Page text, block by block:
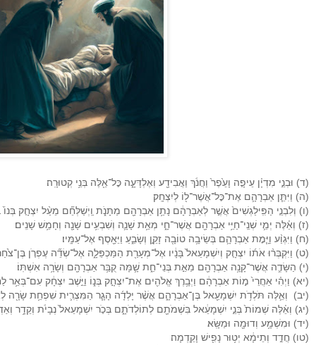
(ד) וּבְנֵ֣י מִדְיָ֗ן עֵיפָ֤ה וָעֵ֙פֶר֙ וַחֲנֹ֔ךְ וַאֲבִידָ֖ע וְאֶלְדָּעָ֑ה כׇּל־אֵ֖לֶּה בְּנֵ֥י קְטוּרָֽה׃
(ה) וַיִּתֵּ֧ן אַבְרָהָ֛ם אֶת־כׇּל־אֲשֶׁר־ל֖וֹ לְיִצְחָֽק׃
(ו) וְלִבְנֵ֤י הַפִּֽילַגְשִׁים֙ אֲשֶׁ֣ר לְאַבְרָהָ֔ם נָתַ֥ן אַבְרָהָ֖ם מַתָּנֹ֑ת וַֽיְשַׁלְּחֵ֞ם מֵעַ֨ל יִצְחָ֤ק בְּנוֹ֙
(ז) וְאֵ֗לֶּה יְמֵ֛י שְׁנֵֽי־חַיֵּ֥י אַבְרָהָ֖ם אֲשֶׁר־חָ֑י מְאַ֥ת שָׁנָ֛ה וְשִׁבְעִ֥ים שָׁנָ֖ה וְחָמֵ֥שׁ שָׁנִֽים׃
(ח) וַיִּגְוַ֨ע וַיָּ֧מׇת אַבְרָהָ֛ם בְּשֵׂיבָ֥ה טוֹבָ֖ה זָקֵ֣ן וְשָׂבֵ֑עַ וַיֵּאָ֖סֶף אֶל־עַמָּֽיו׃
(ט) וַיִּקְבְּר֨וּ אֹת֜וֹ יִצְחָ֤ק וְיִשְׁמָעֵאל֙ בָּנָ֔יו אֶל־מְעָרַ֖ת הַמַּכְפֵּלָ֑ה אֶל־שְׂדֵ֞ה עֶפְרֹ֤ן
(י) הַשָּׂדֶ֛ה אֲשֶׁר־קָנָ֥ה אַבְרָהָ֖ם מֵאֵ֣ת בְּנֵי־חֵ֑ת שָׁ֛מָּה קֻבַּ֥ר אַבְרָהָ֖ם וְשָׂרָ֥ה אִשְׁתּֽוֹ׃
(יא) וַיְהִ֗י אַחֲרֵי֙ מ֣וֹת אַבְרָהָ֔ם וַיְבָ֥רֶךְ אֱלֹהִ֖ים אֶת־יִצְחָ֣ק בְּנ֑וֹ וַיֵּ֣שֶׁב יִצְחָ֔ק עִם־בְּאֵ֥ר
(יב) וְאֵ֛לֶּה תֹּלְדֹ֥ת יִשְׁמָעֵ֖אל בֶּן־אַבְרָהָ֑ם אֲשֶׁ֨ר יָלְדָ֜ה הָגָ֧ר הַמִּצְרִ֛ית שִׁפְחַ֥ת שָׂרָ֖ה
(יג) וְאֵ֗לֶּה שְׁמוֹת֙ בְּנֵ֣י יִשְׁמָעֵ֔אל בִּשְׁמֹתָ֖ם לְתוֹלְדֹתָ֑ם בְּכֹ֤ר יִשְׁמָעֵאל֙ נְבָיֹ֔ת וְקֵדָ֥ר
(יד) וּמִשְׁמָ֥ע וְדוּמָ֖ה וּמַשָּֽׂא׃
(טו) חֲדַ֣ד וְתֵימָ֔א יְט֥וּר נָפִ֖ישׁ וָקֵֽדְמָה׃